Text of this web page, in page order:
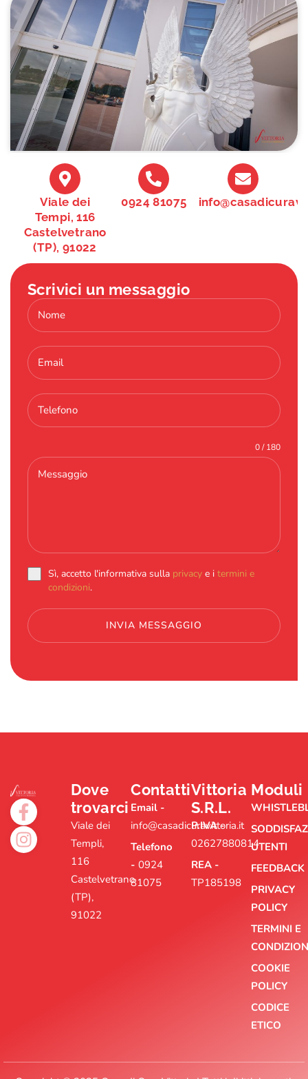
Viale dei
Tempi, 116
Castelvetrano
(TP), 91022
0924 81075
Scrivici un messaggio
0 / 180
Sì, accetto l'informativa sulla privacy e i termini e
condizioni.
INVIA MESSAGGIO
Dove
trovarci
Viale dei
Templi,
116
Castelvetrano
(TP),
91022
Contatti
Email -
info@casadicuravittoria.it
Telefono
-0924
81075
Vittoria
S.R.L.
P.IVA -
02627880814
REA -
TP185198
Moduli
UTENTI
FEEDBACK
PRIVACY
POLICY
TERMINI E
COOKIE
POLICY
CODICE
ETICO